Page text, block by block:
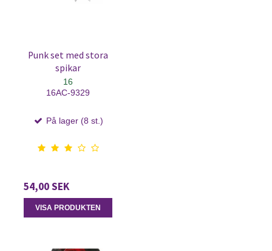
Punk set med stora
spikar
16
16AC-9329
På lager (8 st.)
54,00 SEK
VISA PRODUKTEN